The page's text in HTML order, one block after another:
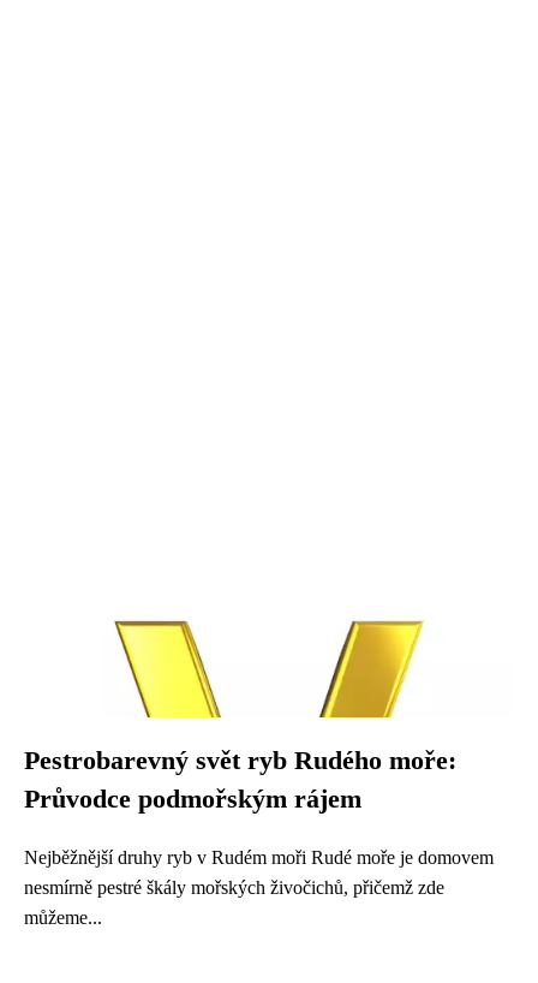
Pestrobarevný svět ryb Rudého moře:
Průvodce podmořským rájem
Nejběžnější druhy ryb v Rudém moři Rudé moře je domovem
nesmírně pestré škály mořských živočichů, přičemž zde
můžeme...